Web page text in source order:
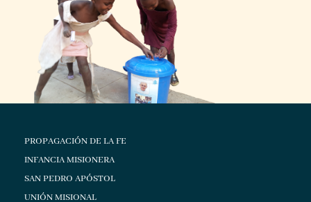
PROPAGACIÓN DE LA FE
INFANCIA MISIONERA
SAN PEDRO APÓSTOL
UNIÓN MISIONAL